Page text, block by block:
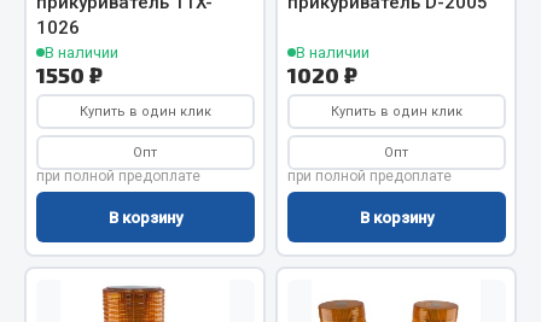
Автолампы
Блоки реле и предохранителей
Вилки нагрузочные
Выключатели и переключатели клавишные
Выключатели кнопочные
Выключатель массы
Изолента
1026
В наличии
1550 ₽
Купить в один клик
Опт
при полной предоплате
В корзину
В наличии
1020 ₽
Купить в один клик
Опт
при полной предоплате
В корзину